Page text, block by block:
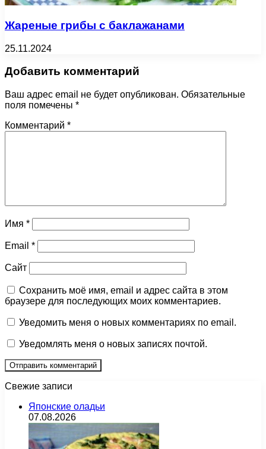
Жареные грибы с баклажанами
25.11.2024
Добавить комментарий
Ваш адрес email не будет опубликован. Обязательные
поля помечены *
Комментарий *
Имя *
Email *
Сайт
Сохранить моё имя, email и адрес сайта в этом
браузере для последующих моих комментариев.
Уведомить меня о новых комментариях по email.
Уведомлять меня о новых записях почтой.
Свежие записи
Японские оладьи
07.08.2026